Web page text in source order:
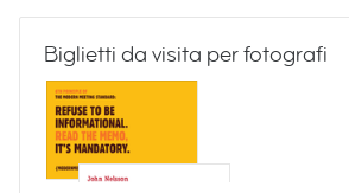
Biglietti da visita per fotografi